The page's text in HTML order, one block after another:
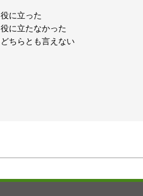
役に立った
役に立たなかった
どちらとも言えない